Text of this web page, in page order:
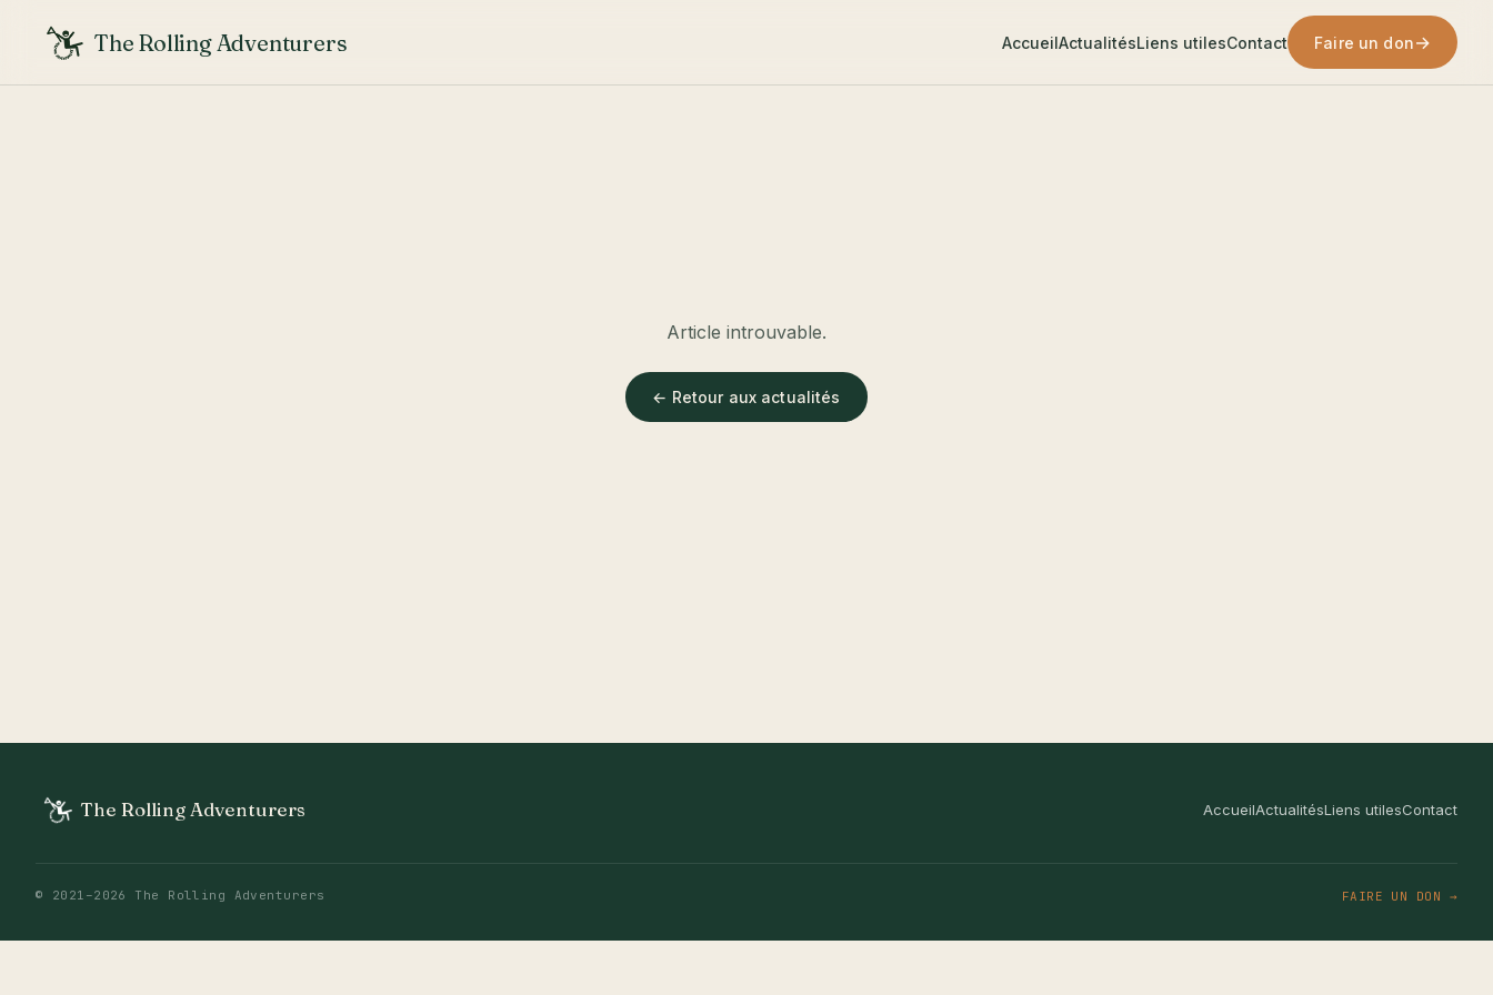
The Rolling Adventurers AccueilActualitésLiens utilesContact Faire un don→
Article introuvable.
← Retour aux actualités
The Rolling Adventurers AccueilActualitésLiens utilesContact
© 2021 –2026 The Rolling Adventurers FAIRE UN DON →